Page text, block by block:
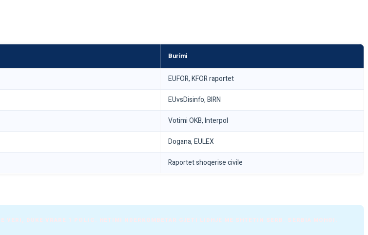
Burimi
EUFOR, KFOR raportet
EUvsDisinfo, BIRN
Votimi OKB, Interpol
Dogana, EULEX
Raportet shoqerise civile
DUKE VRARE 1 POLIC. HETIMI NDERKOMBETAR GJETI LIDHJE ME SHTETIN SERB. SERBIA MOHOI.